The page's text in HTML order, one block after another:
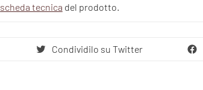
scheda tecnica del prodotto.
Condividilo su Twitter